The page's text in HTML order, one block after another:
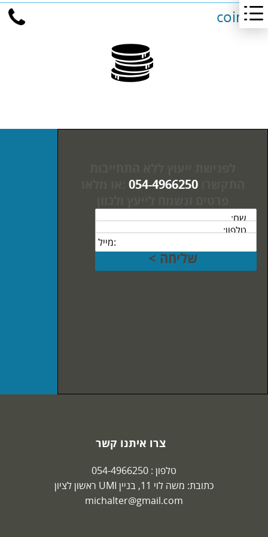
coins2
התקשרו054-4966250
צרו איתנו קשר
טלפון : 054-4966250
כתובת: משה לוי 11, בניין UMI ראשון לציון
michalter@gmail.com